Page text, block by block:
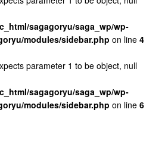
sagagoryu/saga_wp/wp-
modules/sidebar.php on line 4
parameter 1 to be object, null
sagagoryu/saga_wp/wp-
modules/sidebar.php on line 6